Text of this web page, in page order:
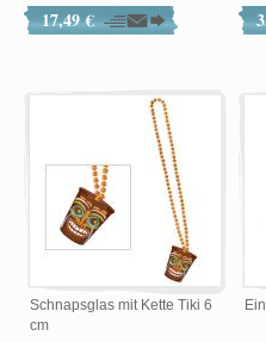
17,49 €
Schnapsglas mit Kette Tiki 6
cm